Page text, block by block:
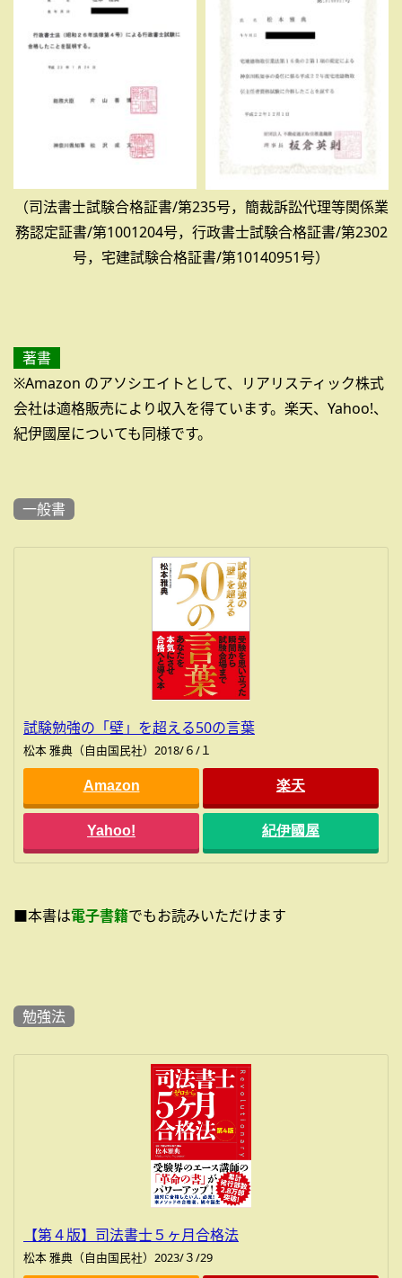
（司法書士試験合格証書/第235号，簡裁訴訟代理等関係業
務認定証書/第1001204号，行政書士試験合格証書/第2302
号，宅建試験合格証書/第10140951号）
著書
※Amazon のアソシエイトとして、リアリスティック株式
会社は適格販売により収入を得ています。楽天、Yahoo!、
紀伊國屋についても同様です。
一般書
試験勉強の「壁」を超える50の言葉
松本 雅典（自由国民社）2018/６/１
Amazon 楽天
Yahoo! 紀伊國屋
■本書は電子書籍でもお読みいただけます
勉強法
【第４版】司法書士５ヶ月合格法
松本 雅典（自由国民社）2023/３/29